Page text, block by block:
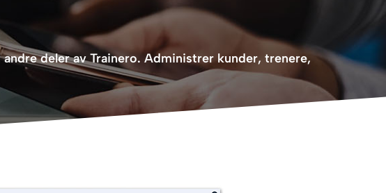
deler av Trainero. Administrer kunder, trenere,